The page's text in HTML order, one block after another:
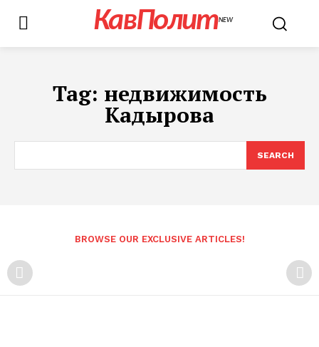
КавПолитNEW
Tag: недвижимость
Кадырова
SEARCH
BROWSE OUR EXCLUSIVE ARTICLES!